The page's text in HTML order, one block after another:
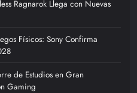
Ragnarok Llega con Nuevas
Físicos: Sony Confirma
de Estudios en Gran
Gaming